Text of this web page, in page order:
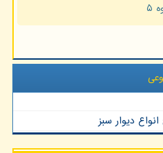
دیوار سبز